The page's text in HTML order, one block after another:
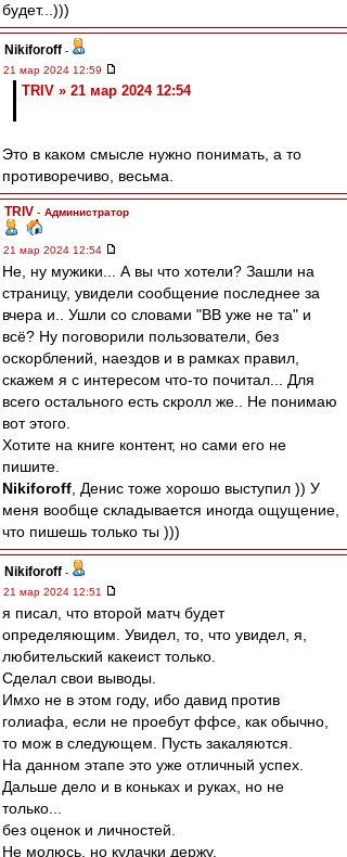
будет...)))
Nikiforoff -
21 мар 2024 12:59
TRIV » 21 мар 2024 12:54
Это в каком смысле нужно понимать, а то
противоречиво, весьма.
TRIV - Администратор
21 мар 2024 12:54
Не, ну мужики... А вы что хотели? Зашли на
страницу, увидели сообщение последнее за
вчера и.. Ушли со словами "ВВ уже не та" и
всё? Ну поговорили пользователи, без
оскорблений, наездов и в рамках правил,
скажем я с интересом что-то почитал... Для
всего остального есть скролл же.. Не понимаю
вот этого.
Хотите на книге контент, но сами его не
пишите.
Nikiforoff , Денис тоже хорошо выступил )) У
меня вообще складывается иногда ощущение,
что пишешь только ты )))
Nikiforoff -
21 мар 2024 12:51
я писал, что второй матч будет
определяющим. Увидел, то, что увидел, я,
любительский какеист только.
Сделал свои выводы.
Имхо не в этом году, ибо давид против
голиафа, если не проебут ффсе, как обычно,
то мож в следующем. Пусть закаляются.
На данном этапе это уже отличный успех.
Дальше дело и в коньках и руках, но не
только...
без оценок и личностей.
Не молюсь, но кулачки держу.